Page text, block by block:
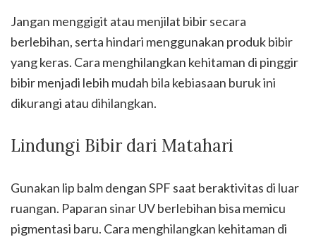
Jangan menggigit atau menjilat bibir secara
berlebihan, serta hindari menggunakan produk bibir
yang keras. Cara menghilangkan kehitaman di pinggir
bibir menjadi lebih mudah bila kebiasaan buruk ini
dikurangi atau dihilangkan.
Lindungi Bibir dari Matahari
Gunakan lip balm dengan SPF saat beraktivitas di luar
ruangan. Paparan sinar UV berlebihan bisa memicu
pigmentasi baru. Cara menghilangkan kehitaman di